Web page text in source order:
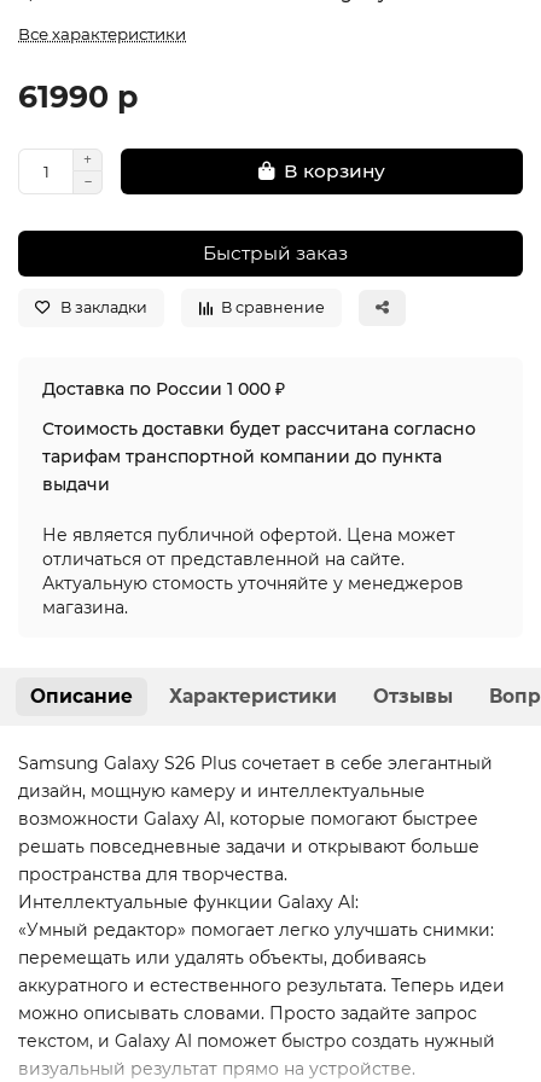
Все характеристики
61990 р
В корзину
Быстрый заказ
В закладки В сравнение
Доставка по России 1 000 ₽
Стоимость доставки будет рассчитана согласно
тарифам транспортной компании до пункта
выдачи
Не является публичной офертой. Цена может
отличаться от представленной на сайте.
Актуальную стомость уточняйте у менеджеров
магазина.
Описание Характеристики Отзывы
Samsung Galaxy S26 Plus сочетает в себе элегантный
дизайн, мощную камеру и интеллектуальные
возможности Galaxy AI, которые помогают быстрее
решать повседневные задачи и открывают больше
пространства для творчества.
Интеллектуальные функции Galaxy AI:
«Умный редактор» помогает легко улучшать снимки:
перемещать или удалять объекты, добиваясь
аккуратного и естественного результата. Теперь идеи
можно описывать словами. Просто задайте запрос
текстом, и Galaxy AI поможет быстро создать нужный
визуальный результат прямо на устройстве.